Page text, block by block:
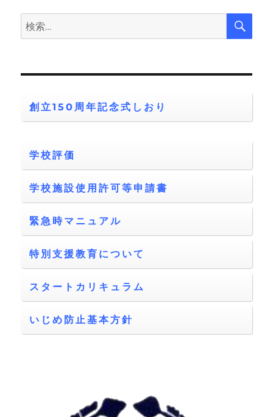
検
索:
検
創立150周年記念式しおり
学校評価
学校施設使用許可等申請書
緊急時マニュアル
特別支援教育について
スタートカリキュラム
いじめ防止基本方針